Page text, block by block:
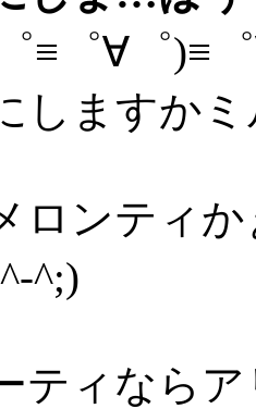
≡゜∀゜)≡
しますか
ロンティ
^;)
ティなら